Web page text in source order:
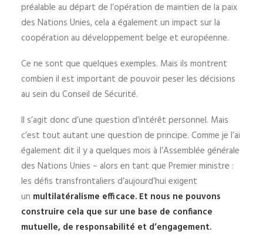
préalable au départ de l’opération de maintien de la paix
des Nations Unies, cela a également un impact sur la
coopération au développement belge et européenne.
Ce ne sont que quelques exemples. Mais ils montrent
combien il est important de pouvoir peser les décisions
au sein du Conseil de Sécurité.
Il s’agit donc d’une question d’intérêt personnel. Mais
c’est tout autant une question de principe. Comme je l’ai
également dit il y a quelques mois à l’Assemblée générale
des Nations Unies – alors en tant que Premier ministre :
les défis transfrontaliers d’aujourd’hui exigent
un multilatéralisme efficace. Et nous ne pouvons
construire cela que sur une base de confiance
mutuelle, de responsabilité et d’engagement.